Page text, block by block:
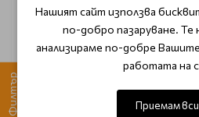
Филтър
тример Moser Wahl T-cut
Нашият сайт използва
по-добро пазаруване. Те
анализираме по-добре
работата на
Приемам